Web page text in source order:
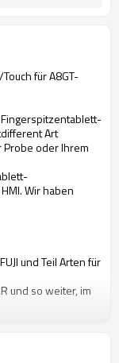
für A8GT-
Art
Probe oder Ihrem
Wir haben
und Teil Arten für
und so weiter, im